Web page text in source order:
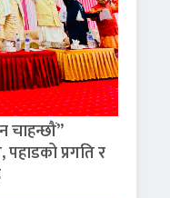
पहाडको प्रगति र